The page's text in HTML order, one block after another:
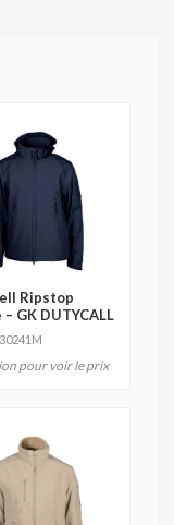
Ripstop
GK DUTYCALL
pour voir le prix